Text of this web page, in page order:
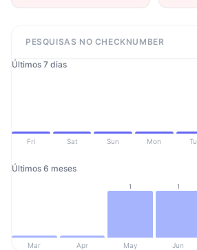
PESQUISAS NO CHECKNUMBER
Últimos 7 dias
Fri Sat Sun Mon
Últimos 6 meses
1 1
Mar Apr May Jun